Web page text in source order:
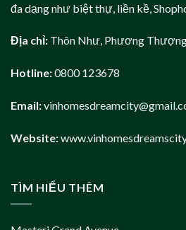
đa dạng như biệt thự, liền kề,
Địa chỉ: Thôn Như, Phương
Hotline:0800 123678
Email:
Website:
TÌM HIỂU THÊM